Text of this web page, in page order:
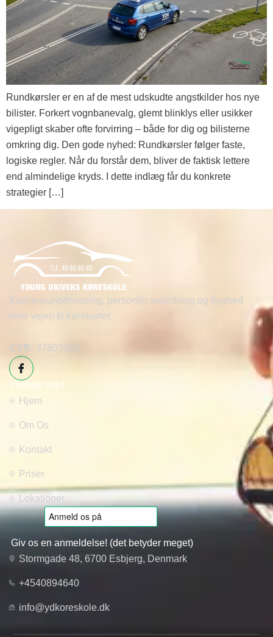
Rundkørsler er en af de mest udskudte angstkilder hos nye
bilister. Forkert vognbanevalg, glemt blinklys eller usikker
vigepligt skaber ofte forvirring – både for dig og bilisterne
omkring dig. Den gode nyhed: Rundkørsler følger faste,
logiske regler. Når du forstår dem, bliver de faktisk lettere
end almindelige kryds. I dette indlæg får du konkrete
strategier […]
Kvalitetsundervisning, personlig vejledning og tryghed
hele vejen til kørekortet.
CVR: 37803626
Hurtige links
Hjem
Om Os
Kontakt
Priser
Lokationer
Giv os en anmeldelse! (det betyder meget)
Stormgade 48, 6700 Esbjerg, Denmark
+4540894640
info@ydkoreskole.dk